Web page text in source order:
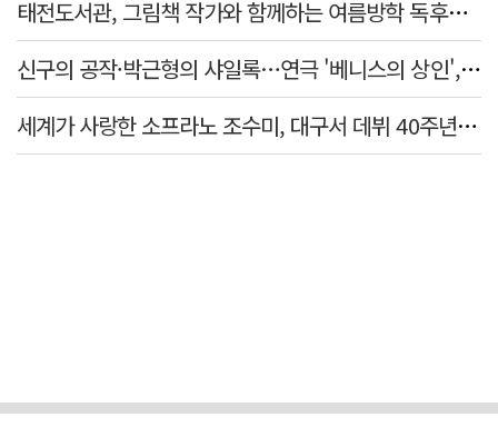
태전도서관, 그림책 작가와 함께하는 여름방학 독후체험 운영
신구의 공작·박근형의 샤일록…연극 '베니스의 상인', 28·29일 대구 공연
세계가 사랑한 소프라노 조수미, 대구서 데뷔 40주년 기념 무대